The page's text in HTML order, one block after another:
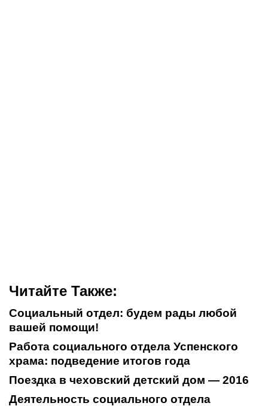
Читайте Также:
Социальный отдел: будем рады любой
вашей помощи!
Работа социального отдела Успенского
храма: подведение итогов года
Поездка в чеховский детский дом — 2016
Деятельность социального отдела